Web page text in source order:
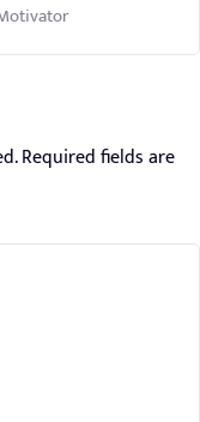
Required fields are